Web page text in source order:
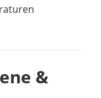
&